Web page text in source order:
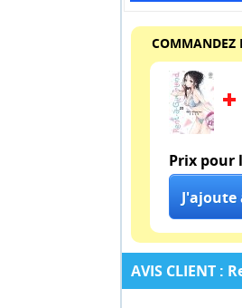
COMMANDEZ
Prix pour
AVIS CLIENT :